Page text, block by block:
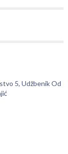
5, Udžbenik Od